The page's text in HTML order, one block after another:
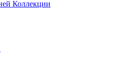
Коллекции